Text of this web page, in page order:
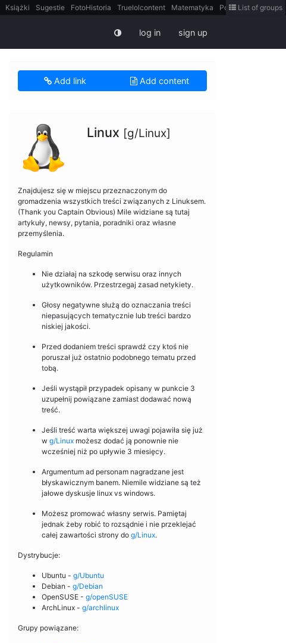
Książki Sugestie FotoHistoria Truelolcontent Matematyka Polska
intern
List of groups
log in sign up
Add link Add content
Linux [g/Linux]
Znajdujesz się w miejscu przeznaczonym do
gromadzenia wszystkich treści związanych z Linuksem.
(Thank you Captain Obvious) Mile widziane są tutaj
artykuły, newsy, pytania, poradniki oraz własne
przemyślenia.
Regulamin
Nie działaj na szkodę serwisu oraz innych
użytkowników. Przestrzegaj zasad netykiety.
Głosy negatywne służą do oznaczania treści
niepasujących tematycznie lub treści bardzo
niskiej jakości.
Przed dodaniem treści sprawdź czy ktoś nie
poruszał już ostatnio podobnego tematu przed
tobą.
Jeśli wystąpił przypadek opisany w punkcie 3
uzupełnij powiązane zamiast dodawać nową
treść.
Jeśli treść warta większej uwagi pojawiła się już
w g/Linux możesz dodać ją ponownie nie
wcześniej niż po upływie 3 miesięcy.
Argumentum ad personam nagradzane jest
błyskawicznym banem. Niemile widziane są też
jałowe dyskusje linux vs windows.
Możesz promować własny serwis. Pamiętaj
jednak żeby robić to rozsądnie i nie przeklejać
całej zawartości strony do g/Linux.
Dystrybucje:
Ubuntu - g/Ubuntu
Debian - g/Debian
OpenSUSE - g/openSUSE
ArchLinux - g/archlinux
Grupy powiązane: